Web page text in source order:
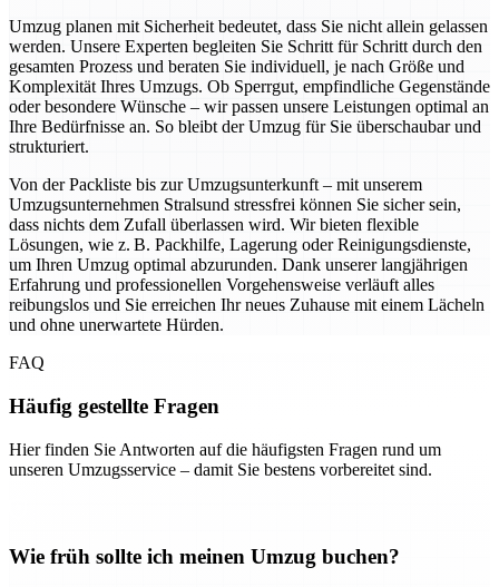
Umzug planen mit Sicherheit bedeutet, dass Sie nicht allein gelassen
werden. Unsere Experten begleiten Sie Schritt für Schritt durch den
gesamten Prozess und beraten Sie individuell, je nach Größe und
Komplexität Ihres Umzugs. Ob Sperrgut, empfindliche Gegenstände
oder besondere Wünsche – wir passen unsere Leistungen optimal an
Ihre Bedürfnisse an. So bleibt der Umzug für Sie überschaubar und
strukturiert.
Von der Packliste bis zur Umzugsunterkunft – mit unserem
Umzugsunternehmen Stralsund stressfrei können Sie sicher sein,
dass nichts dem Zufall überlassen wird. Wir bieten flexible
Lösungen, wie z. B. Packhilfe, Lagerung oder Reinigungsdienste,
um Ihren Umzug optimal abzurunden. Dank unserer langjährigen
Erfahrung und professionellen Vorgehensweise verläuft alles
reibungslos und Sie erreichen Ihr neues Zuhause mit einem Lächeln
und ohne unerwartete Hürden.
FAQ
Häufig gestellte Fragen
Hier finden Sie Antworten auf die häufigsten Fragen rund um
unseren Umzugsservice – damit Sie bestens vorbereitet sind.
Wie früh sollte ich meinen Umzug buchen?